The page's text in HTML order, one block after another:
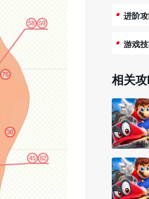
进阶
游戏
相关